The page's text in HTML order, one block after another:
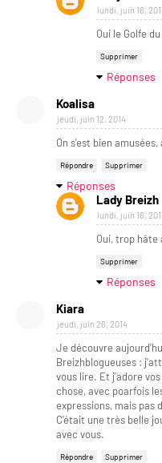
lundi, juin 16,
Oui le Golfe
Supprimer
Réponses
Koalisa
jeudi, juin 12, 2014
On s'est bien
Répondre Supprimer
Réponses
Lady Breizh
lundi, juin 16,
Oui, trop
Supprimer
Réponses
Kiara
jeudi, juin 26, 2014
Je découvre
Breizhblogueuses :
vous lire. Et j'adore
chose, avec poarfois
expressions, mais pas
C'était une très belle
avec vous.
Répondre Supprimer